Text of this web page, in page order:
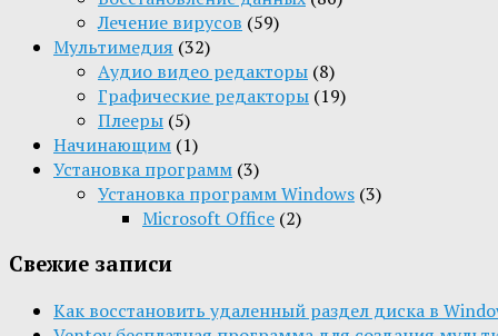
Лечение вирусов (59)
Мультимедия (32)
Aудио видео редакторы (8)
Графические редакторы (19)
Плееры (5)
Начинающим (1)
Установка программ (3)
Установка программ Windows (3)
Microsoft Office (2)
Свежие записи
Как восстановить удаленный раздел диска в